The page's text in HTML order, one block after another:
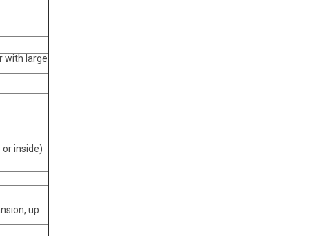
with large
or inside)
up